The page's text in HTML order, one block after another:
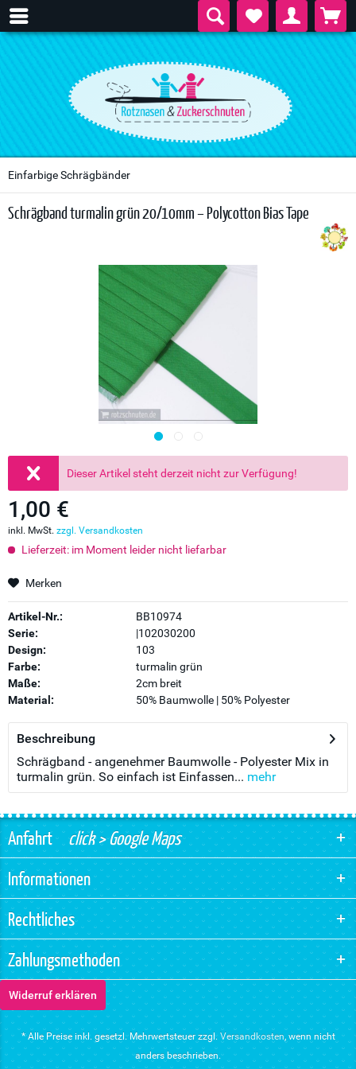
Einfarbige Schrägbänder
Schrägband turmalin grün 20/10mm – Polycotton Bias Tape
Dieser Artikel steht derzeit nicht zur Verfügung!
1,00 €
inkl. MwSt. zzgl. Versandkosten
Lieferzeit: im Moment leider nicht liefarbar
Merken
Artikel-Nr.:
BB10974
Serie:
|102030200
Design:
103
Farbe:
turmalin grün
Maße:
2cm breit
Material:
50% Baumwolle | 50% Polyester
Beschreibung
Schrägband - angenehmer Baumwolle - Polyester Mix in
turmalin grün. So einfach ist Einfassen... mehr
Anfahrtclick > Google Maps
Informationen
Rechtliches
Zahlungsmethoden
Widerruf erklären
* Alle Preise inkl. gesetzl. Mehrwertsteuer zzgl. Versandkosten, wenn nicht
anders beschrieben.